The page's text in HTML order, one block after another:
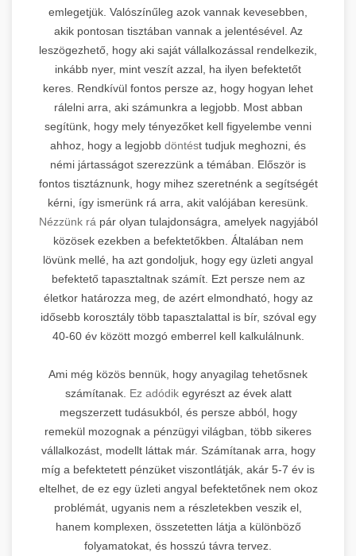
emlegetjük. Valószínűleg azok vannak kevesebben,
akik pontosan tisztában vannak a jelentésével. Az
leszögezhető, hogy aki saját vállalkozással rendelkezik,
inkább nyer, mint veszít azzal, ha ilyen befektetőt
keres. Rendkívül fontos persze az, hogy hogyan lehet
rálelni arra, aki számunkra a legjobb. Most abban
segítünk, hogy mely tényezőket kell figyelembe venni
ahhoz, hogy a legjobb döntést tudjuk meghozni, és
némi jártasságot szerezzünk a témában. Először is
fontos tisztáznunk, hogy mihez szeretnénk a segítségét
kérni, így ismerünk rá arra, akit valójában keresünk.
Nézzünk rá pár olyan tulajdonságra, amelyek nagyjából
közösek ezekben a befektetőkben. Általában nem
lövünk mellé, ha azt gondoljuk, hogy egy üzleti angyal
befektető tapasztaltnak számít. Ezt persze nem az
életkor határozza meg, de azért elmondható, hogy az
idősebb korosztály több tapasztalattal is bír, szóval egy
40-60 év között mozgó emberrel kell kalkulálnunk.
Ami még közös bennük, hogy anyagilag tehetősnek
számítanak. Ez adódikegyrészt az évek alatt
megszerzett tudásukból, és persze abból, hogy
remekül mozognak a pénzügyi világban, több sikeres
vállalkozást, modellt láttak már. Számítanak arra, hogy
míg a befektetett pénzüket viszontlátják, akár 5-7 év is
eltelhet, de ez egy üzleti angyal befektetőnek nem okoz
problémát, ugyanis nem a részletekben veszik el,
hanem komplexen, összetetten látja a különböző
folyamatokat, és hosszú távra tervez.